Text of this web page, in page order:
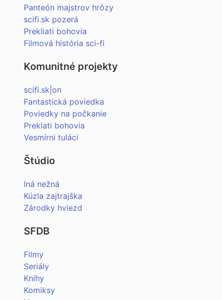
Panteón majstrov hrôzy
scifi.sk pozerá
Prekliati bohovia
Filmová história sci-fi
Komunitné projekty
scifi.sk|on
Fantastická poviedka
Poviedky na počkanie
Preklati bohovia
Vesmírni tuláci
Štúdio
Iná nežná
Kúzla zajtrajška
Zárodky hviezd
SFDB
Filmy
Seriály
Knihy
Komiksy